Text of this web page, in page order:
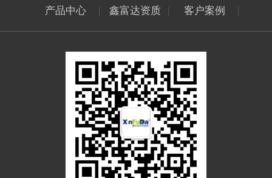
产品中心 | 鑫富达资质 | 客户案例 |